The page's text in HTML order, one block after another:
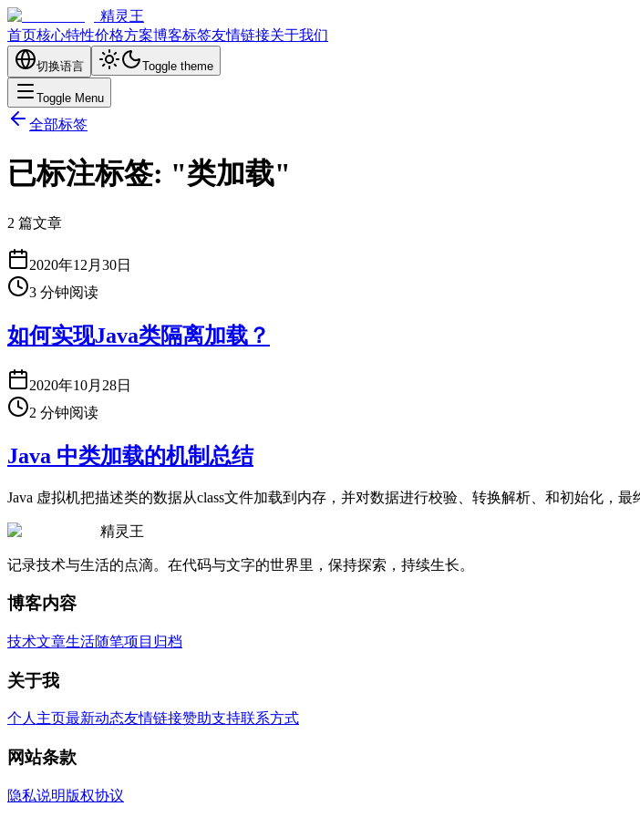
精灵王
首页核心特性价格方案博客标签友情链接关于我们
切换语言 Toggle theme
Toggle Menu
全部标签
已标注标签: "类加载"
2 篇文章
2020年12月30日
3 分钟阅读
如何实现Java类隔离加载？
2020年10月28日
2 分钟阅读
Java 中类加载的机制总结
Java 虚拟机把描述类的数据从class文件加载到内存，并对数据进行校验、转换解析、和初始化，
精灵王
记录技术与生活的点滴。在代码与文字的世界里，保持探索，持续生长。
博客内容
技术文章生活随笔项目归档
关于我
个人主页最新动态友情链接赞助支持联系方式
网站条款
隐私说明版权协议